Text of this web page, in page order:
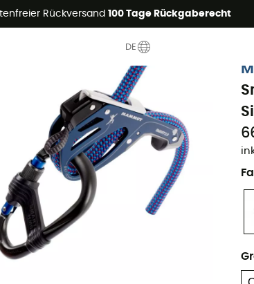
Rückversand 100 Tage Rückgaberecht
DE
-5% EXTRA ab 2 Produkten* Code Summer5